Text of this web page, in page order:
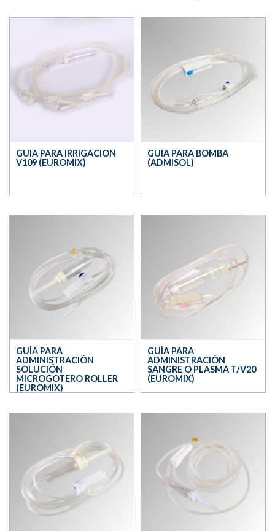
GUÍA PARA IRRIGACIÓN
V109 (EUROMIX)
GUÍA PARA BOMBA
(ADMISOL)
GUÍA PARA
ADMINISTRACIÓN
SOLUCIÓN
MICROGOTERO ROLLER
(EUROMIX)
GUÍA PARA
ADMINISTRACIÓN
SANGRE O PLASMA T/V20
(EUROMIX)